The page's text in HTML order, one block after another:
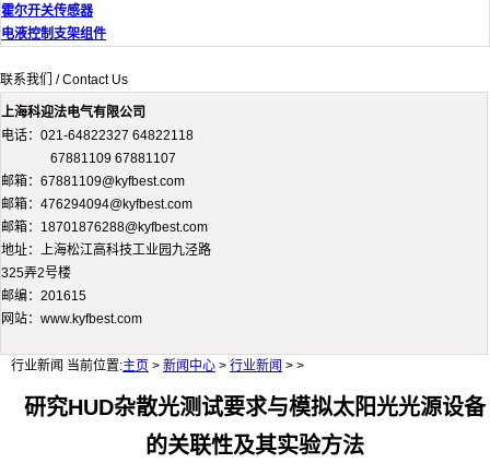
霍尔开关传感器
电液控制支架组件
联系我们 / Contact Us
上海科迎法电气有限公司
电话：021-64822327 64822118
67881109 67881107
邮箱：67881109@kyfbest.com
邮箱：476294094@kyfbest.com
邮箱：18701876288@kyfbest.com
地址：上海松江高科技工业园九泾路
325弄2号楼
邮编：201615
网站：www.kyfbest.com
行业新闻 当前位置:主页 > 新闻中心 > 行业新闻 > >
研究HUD杂散光测试要求与模拟太阳光光源设备
的关联性及其实验方法